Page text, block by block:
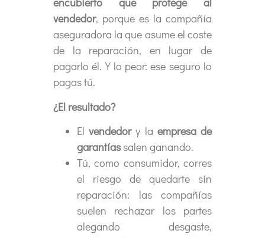
vendedor, porque es la compañía
aseguradora la que asume el coste
de la reparación, en lugar de
pagarlo él. Y lo peor: ese seguro lo
pagas tú.
¿El resultado?
Elvendedory la empresa de
garantíassalen ganando.
Tú, como consumidor, corres
el riesgo de quedarte sin
reparación: las compañías
suelen rechazar los partes
alegando desgaste,